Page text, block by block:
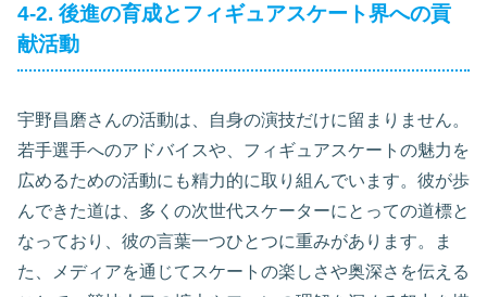
4-2. 後進の育成とフィギュアスケート界への貢
献活動
宇野昌磨さんの活動は、自身の演技だけに留まりません。
若手選手へのアドバイスや、フィギュアスケートの魅力を
広めるための活動にも精力的に取り組んでいます。彼が歩
んできた道は、多くの次世代スケーターにとっての道標と
なっており、彼の言葉一つひとつに重みがあります。ま
た、メディアを通じてスケートの楽しさや奥深さを伝える